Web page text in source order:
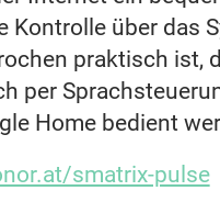
Kontrolle über das
praktisch ist,
per
Home bedient
smatrix-pulse